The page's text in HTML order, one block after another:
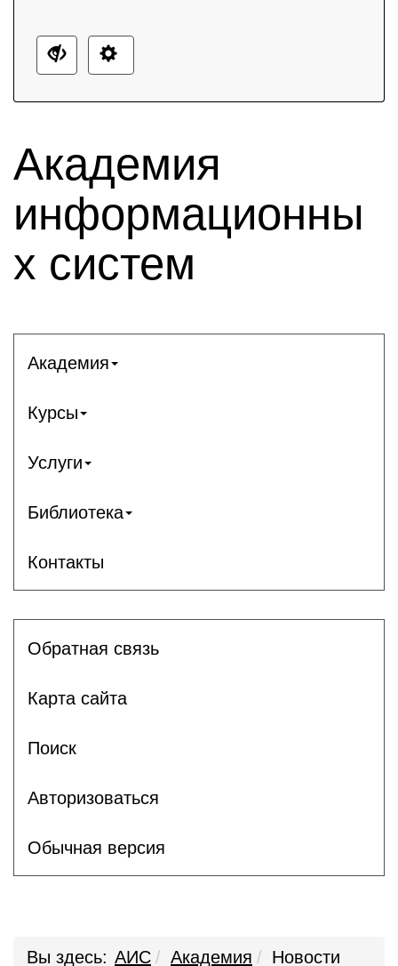
Академия
информационны
х систем
Академия
Курсы
Услуги
Библиотека
Контакты
Обратная связь
Карта сайта
Поиск
Авторизоваться
Обычная версия
Вы здесь: АИС Академия Новости